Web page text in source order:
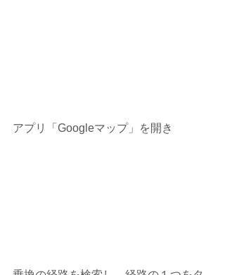
アプリ「Googleマップ」を開き